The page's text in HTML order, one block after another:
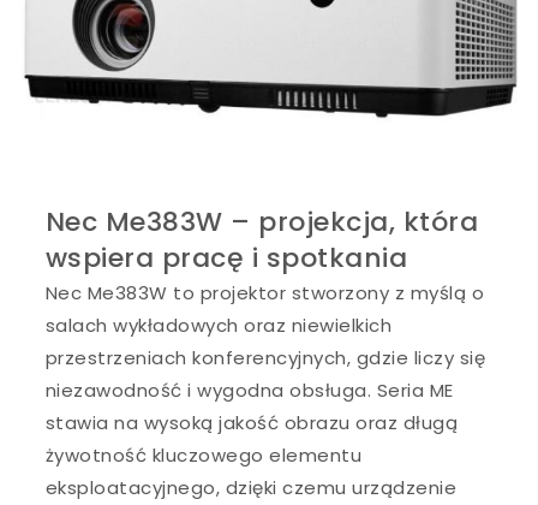
Nec Me383W – projekcja, która
wspiera pracę i spotkania
Nec Me383W to projektor stworzony z myślą o
salach wykładowych oraz niewielkich
przestrzeniach konferencyjnych, gdzie liczy się
niezawodność i wygodna obsługa. Seria ME
stawia na wysoką jakość obrazu oraz długą
żywotność kluczowego elementu
eksploatacyjnego, dzięki czemu urządzenie